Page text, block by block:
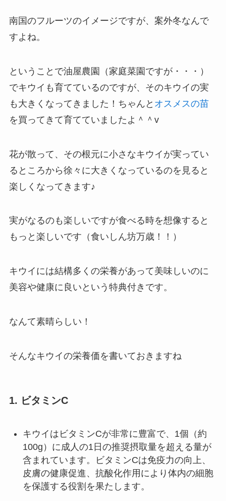
南国のフルーツのイメージですが、案外冬なんで
すよね。
ということで油屋農園（家庭菜園ですが・・・）
でキウイも育てているのですが、そのキウイの実
も大きくなってきました！ちゃんと オスメスの苗
を買ってきて育てていましたよ＾＾v
花が散って、その根元に小さなキウイが実ってい
るところから徐々に大きくなっているのを見ると
楽しくなってきます♪
実がなるのも楽しいですが食べる時を想像すると
もっと楽しいです（食いしん坊万歳！！）
キウイには結構多くの栄養があって美味しいのに
美容や健康に良いという特典付きです。
なんて素晴らしい！
そんなキウイの栄養価を書いておきますね
1. ビタミンC
キウイはビタミンCが非常に豊富で、1個（約
100g）に成人の1日の推奨摂取量を超える量が
含まれています。ビタミンCは免疫力の向上、
皮膚の健康促進、抗酸化作用により体内の細胞
を保護する役割を果たします。